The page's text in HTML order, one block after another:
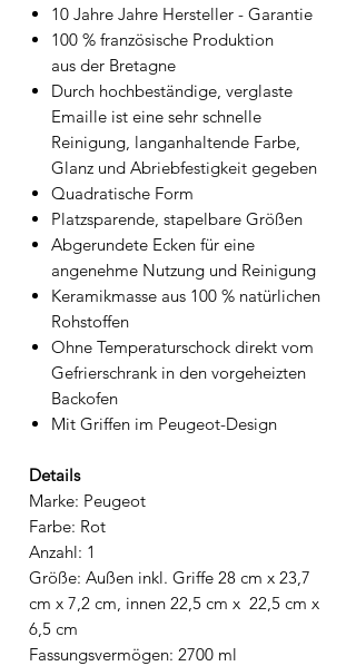
10 Jahre Jahre Hersteller - Garantie
100 % französische Produktion
aus der Bretagne
Durch hochbeständige, verglaste
Emaille ist eine sehr schnelle
Reinigung, langanhaltende Farbe,
Glanz und Abriebfestigkeit gegeben
Quadratische Form
Platzsparende, stapelbare Größen
Abgerundete Ecken für eine
angenehme Nutzung und Reinigung
Keramikmasse aus 100 % natürlichen
Rohstoffen
Ohne Temperaturschock direkt vom
Gefrierschrank in den vorgeheizten
Backofen
Mit Griffen im Peugeot-Design
Details
Marke: Peugeot
Farbe: Rot
Anzahl: 1
Größe: Außen inkl. Griffe 28 cm x 23,7
cm x 7,2 cm, innen 22,5 cm x 22,5 cm x
6,5 cm
Fassungsvermögen: 2700 ml